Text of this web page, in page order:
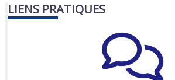
LIENS PRATIQUES